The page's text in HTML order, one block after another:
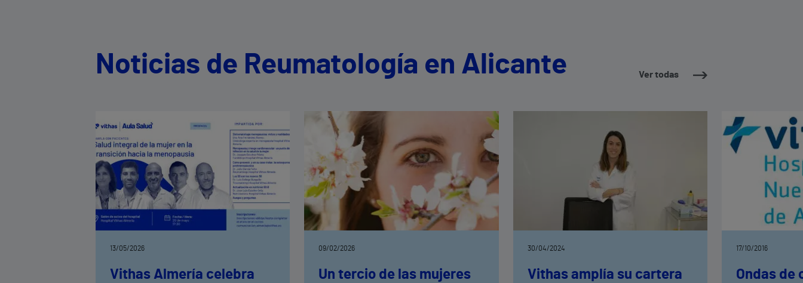
Noticias de Reumatología en Alicante Ver todas
13/05/2026
Vithas Almería celebra
09/02/2026
Un tercio de las mujeres
30/04/2024
Vithas amplía su cartera
17/10/2016
Ondas de